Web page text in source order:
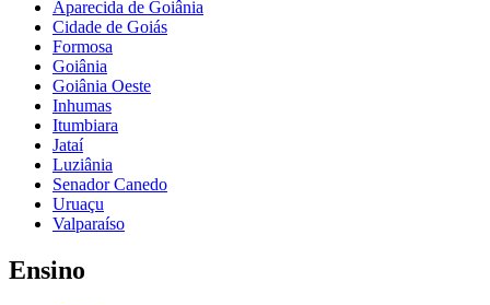
Aparecida de Goiânia
Cidade de Goiás
Formosa
Goiânia
Goiânia Oeste
Inhumas
Itumbiara
Jataí
Luziânia
Senador Canedo
Uruaçu
Valparaíso
Ensino